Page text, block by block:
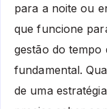
para a noite ou
que funcione
gestão do tempo
fundamental.
de uma